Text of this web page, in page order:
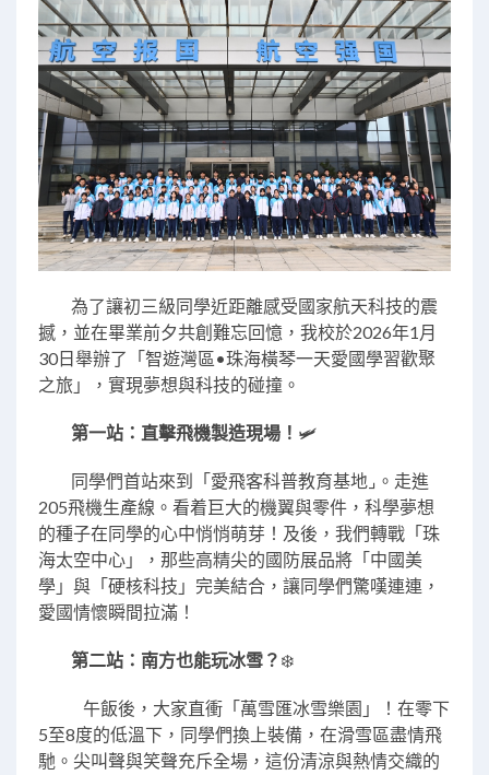
為了讓初三級同學近距離感受國家航天科技的震
撼，並在畢業前夕共創難忘回憶，我校於2026年1月
30日舉辦了「智遊灣區•珠海橫琴一天愛國學習歡聚
之旅」，實現夢想與科技的碰撞。
第一站：直擊飛機製造現場！ 🛩️
同學們首站來到「愛飛客科普教育基地⌟。走進
205飛機生產線。看着巨大的機翼與零件，科學夢想
的種子在同學的心中悄悄萌芽！及後，我們轉戰「珠
海太空中心」，那些高精尖的國防展品將「中國美
學」與「硬核科技」完美結合，讓同學們驚嘆連連，
愛國情懷瞬間拉滿！
第二站：南方也能玩冰雪？ ❄️
午飯後，大家直衝「萬雪匯冰雪樂園」！在零下
5至8度的低溫下，同學們換上裝備，在滑雪區盡情飛
馳。尖叫聲與笑聲充斥全場，這份清涼與熱情交織的